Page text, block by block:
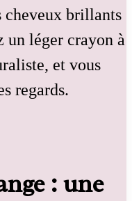
cheveux brillants
un léger crayon à
et vous
regards.
: une